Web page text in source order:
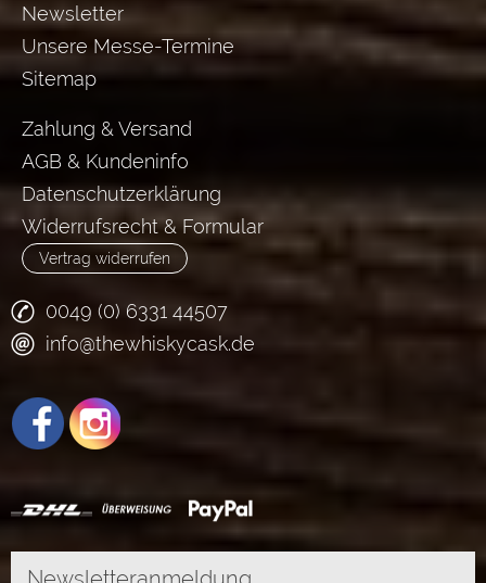
Newsletter
Unsere Messe-Termine
Sitemap
Zahlung & Versand
AGB & Kundeninfo
Datenschutzerklärung
Widerrufsrecht & Formular
Vertrag widerrufen
0049 (0) 6331 44507
info@thewhiskycask.de